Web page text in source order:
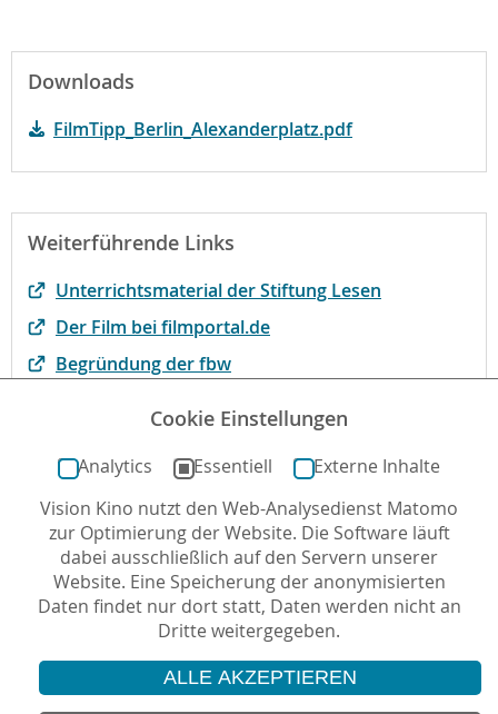
Downloads
FilmTipp_Berlin_Alexanderplatz.pdf
Weiterführende Links
Unterrichtsmaterial der Stiftung Lesen
Der Film bei filmportal.de
Begründung der fbw
kinofenster.de
Autor*in: Jan-Philipp Kohlmann , 27.04.2020 , letzte
Aktualisierung: 09.11.2022
© 2026 Vision Kino
Cookie Einstellungen
Analytics Essentiell
Externe Inhalte
Vision Kino nutzt den Web-Analysedienst Matomo
zur Optimierung der Website. Die Software läuft
dabei ausschließlich auf den Servern unserer
Website. Eine Speicherung der anonymisierten
Daten findet nur dort statt, Daten werden nicht an
Dritte weitergegeben.
ALLE AKZEPTIEREN